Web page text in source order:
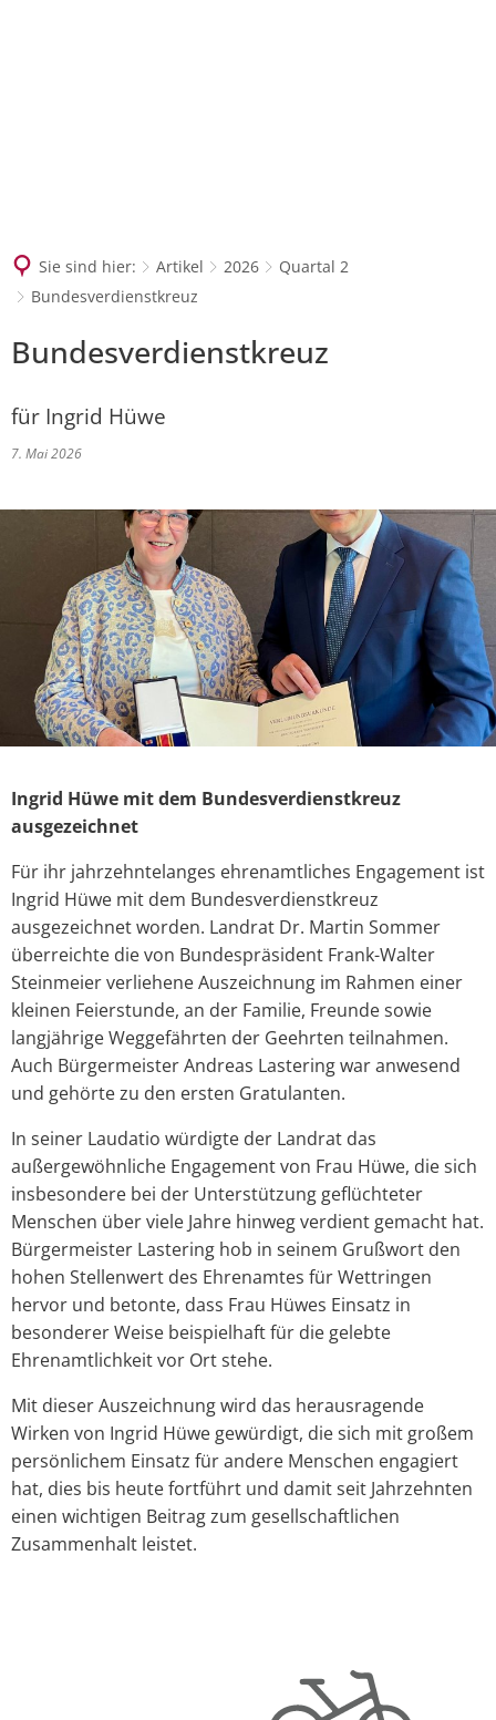
Sie sind hier: Artikel 2026
Quartal 2
Bundesverdienstkreuz
Bundesverdienstkreuz
für Ingrid Hüwe
7. Mai 2026
Ingrid Hüwe mit dem Bundesverdienstkreuz
ausgezeichnet
Für ihr jahrzehntelanges ehrenamtliches Engagement ist
Ingrid Hüwe mit dem Bundesverdienstkreuz
ausgezeichnet worden. Landrat Dr. Martin Sommer
überreichte die von Bundespräsident Frank-Walter
Steinmeier verliehene Auszeichnung im Rahmen einer
kleinen Feierstunde, an der Familie, Freunde sowie
langjährige Weggefährten der Geehrten teilnahmen.
Auch Bürgermeister Andreas Lastering war anwesend
und gehörte zu den ersten Gratulanten.
In seiner Laudatio würdigte der Landrat das
außergewöhnliche Engagement von Frau Hüwe, die sich
insbesondere bei der Unterstützung geflüchteter
Menschen über viele Jahre hinweg verdient gemacht hat.
Bürgermeister Lastering hob in seinem Grußwort den
hohen Stellenwert des Ehrenamtes für Wettringen
hervor und betonte, dass Frau Hüwes Einsatz in
besonderer Weise beispielhaft für die gelebte
Ehrenamtlichkeit vor Ort stehe.
Mit dieser Auszeichnung wird das herausragende
Wirken von Ingrid Hüwe gewürdigt, die sich mit großem
persönlichem Einsatz für andere Menschen engagiert
hat, dies bis heute fortführt und damit seit Jahrzehnten
einen wichtigen Beitrag zum gesellschaftlichen
Zusammenhalt leistet.